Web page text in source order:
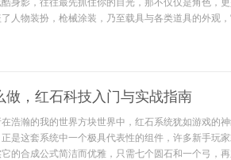
身影，往往最先抓住你的目光，那不仅仅是角色，
人物装扮，枪械涂装，乃至载具与各类道具的外观
做，红石科技入门与实战指南
浩瀚的我的世界方块世界中，红石系统犹如游戏的
是这套系统中一个极具代表性的组件，许多新手玩家
的合成公式简洁而优雅，只需七个圆石和一个弓，